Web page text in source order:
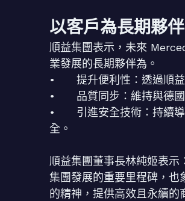
以客戶為長期夥
順益集團表示，未來
業發展的長期夥伴為。
• 提升便利性：透過順益
• 品質同步：維持與德國
• 引進安全技術：持續導
全。
順益集團董事長林純姬表
集團發展的重要里程碑，也
的精神，提供高效且永續的